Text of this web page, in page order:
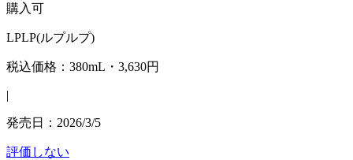
購入可
LPLP(ルプルプ)
税込価格：380mL・3,630円
|
発売日：2026/3/5
評価しない